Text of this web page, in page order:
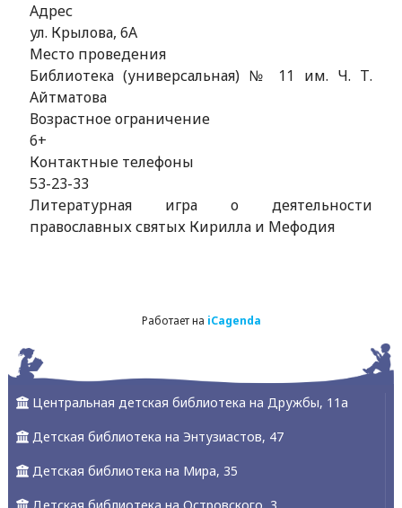
Адрес
ул. Крылова, 6А
Место проведения
Библиотека (универсальная) № 11 им. Ч. Т.
Айтматова
Возрастное ограничение
6+
Контактные телефоны
53-23-33
Литературная игра о деятельности
православных святых Кирилла и Мефодия
Работает на iCagenda
Центральная детская библиотека на Дружбы, 11а
Детская библиотека на Энтузиастов, 47
Детская библиотека на Мира, 35